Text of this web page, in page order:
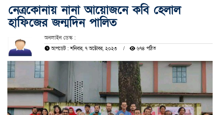
নেত্রকোনায় নানা আয়োজনে কবি হেলাল
হাফিজের জন্মদিন পালিত
অনলাইন ডেস্ক :
আপডেট : শনিবার, ৭ অক্টোবর, ২০২৩ ৬৭৪ পঠিত